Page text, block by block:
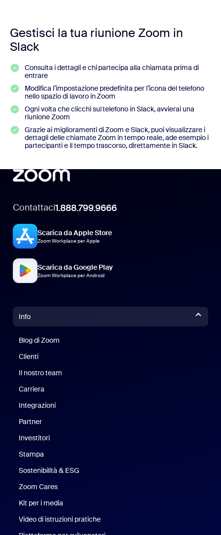
Gestisci la tua riunione Zoom in
Slack
Consulta i dettagli e chi partecipa alla chiamata prima di
entrare
Modifica l’impostazione predefinita per l’icona del telefono
nello spazio di lavoro in Zoom
Ogni volta che clicchi sul telefono in Slack, avvierai una
riunione Zoom
Grazie ai miglioramenti di Zoom e Slack, puoi visualizzare i
dettagli delle chiamate Zoom in tempo reale, ade esempio i
partecipanti e il tempo trascorso, direttamente in Slack.
Contattaci1.888.799.9666
Scarica da Apple Store
Zoom Workplace per Apple
Scarica da Google Play
Zoom Workplace per Android
Info
Blog di Zoom
Clienti
Il nostro team
Carriera
Integrazioni
Partner
Investitori
Stampa
Sostenibilità & ESG
Zoom Cares
Kit per i media
Video di istruzioni pratiche